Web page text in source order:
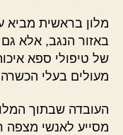
מלון בראשית מביא
באזור הנגב, אלא
של טיפולי ספא
מעולים בעלי הכשרה
העובדה שבתוך
מסייע לאנשי מצפה